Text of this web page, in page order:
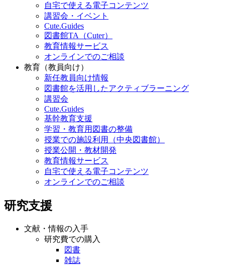
自宅で使える電子コンテンツ
講習会・イベント
Cute.Guides
図書館TA（Cuter）
教育情報サービス
オンラインでのご相談
教育（教員向け）
新任教員向け情報
図書館を活用したアクティブラーニング
講習会
Cute.Guides
基幹教育支援
学習・教育用図書の整備
授業での施設利用（中央図書館）
授業公開・教材開発
教育情報サービス
自宅で使える電子コンテンツ
オンラインでのご相談
研究支援
文献・情報の入手
研究費での購入
図書
雑誌